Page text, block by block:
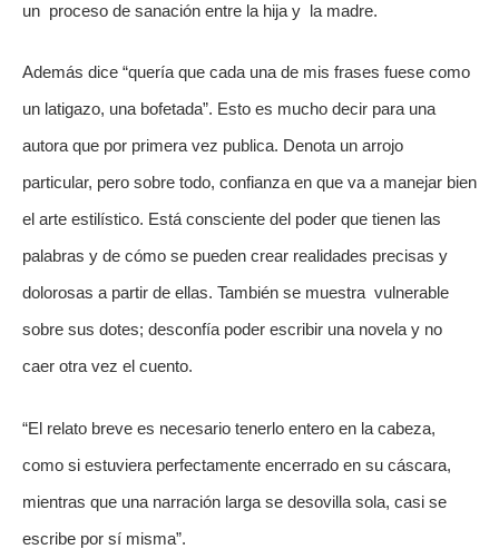
un  proceso de sanación entre la hija y  la madre.
Además dice “quería que cada una de mis frases fuese como
un latigazo, una bofetada”. Esto es mucho decir para una
autora que por primera vez publica. Denota un arrojo
particular, pero sobre todo, confianza en que va a manejar bien
el arte estilístico. Está consciente del poder que tienen las
palabras y de cómo se pueden crear realidades precisas y
dolorosas a partir de ellas. También se muestra  vulnerable
sobre sus dotes; desconfía poder escribir una novela y no
caer otra vez el cuento.
“El relato breve es necesario tenerlo entero en la cabeza,
como si estuviera perfectamente encerrado en su cáscara,
mientras que una narración larga se desovilla sola, casi se
escribe por sí misma”.